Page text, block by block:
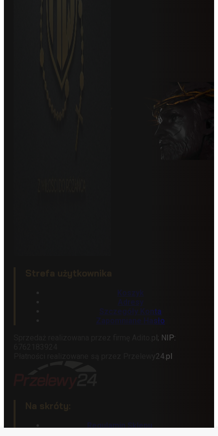
Szczegóły Konta
Zapomniane Hasło
Sprzedaż realizowana przez firmę Adito.pl; NIP:
Płatności realizowane są przez Przelewy24.pl
Regulamin Sklepu